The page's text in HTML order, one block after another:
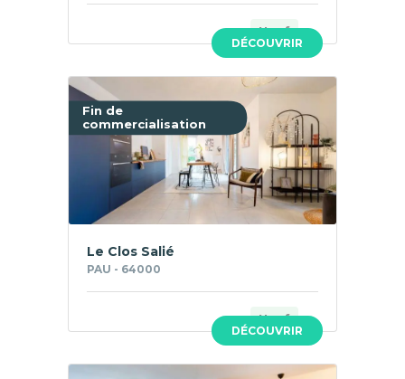
DÉCOUVRIR
Neuf
Fin de
commercialisation
DÉCOUVRIR
Le Clos Salié
PAU - 64000
Neuf